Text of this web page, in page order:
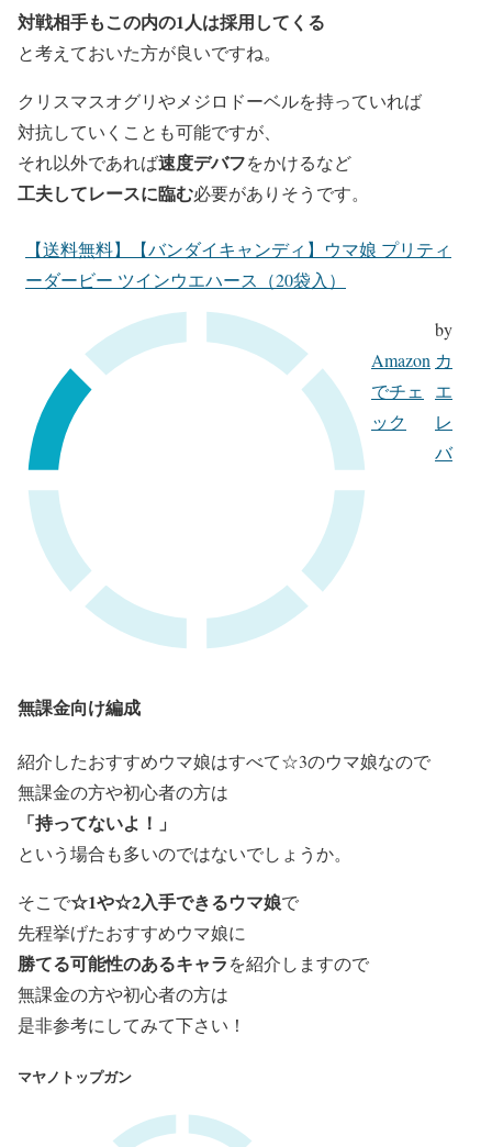
対戦相手もこの内の1人は採用してくる
と考えておいた方が良いですね。
クリスマスオグリやメジロドーベルを持っていれば
対抗していくことも可能ですが、
それ以外であれば速度デバフをかけるなど
工夫してレースに臨む必要がありそうです。
【送料無料】【バンダイキャンディ】ウマ娘 プリティ
ーダービー ツインウエハース（20袋入）
Amazon
でチェ
ック
by
カ
エ
レ
バ
無課金向け編成
紹介したおすすめウマ娘はすべて☆3のウマ娘なので
無課金の方や初心者の方は
「持ってないよ！」
という場合も多いのではないでしょうか。
そこで☆1や☆2入手できるウマ娘で
先程挙げたおすすめウマ娘に
勝てる可能性のあるキャラを紹介しますので
無課金の方や初心者の方は
是非参考にしてみて下さい！
マヤノトップガン